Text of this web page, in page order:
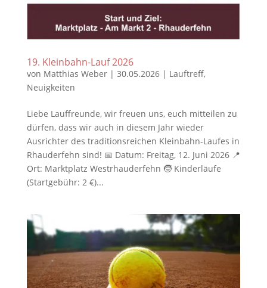
19. Kleinbahn-Lauf 2026
von Matthias Weber| 30.05.2026| Lauftreff,
Neuigkeiten
Liebe Lauffreunde, wir freuen uns, euch mitteilen zu
dürfen, dass wir auch in diesem Jahr wieder
Ausrichter des traditionsreichen Kleinbahn-Laufes in
Rhauderfehn sind! 📅 Datum: Freitag, 12. Juni 2026 📍
Ort: Marktplatz Westrhauderfehn 🧒 Kinderläufe
(Startgebühr: 2 €)...